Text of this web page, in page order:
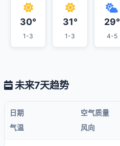
30°
1-3
31°
1-3
29°
4-5
未来7天趋势
日期 空气质量
气温
风向